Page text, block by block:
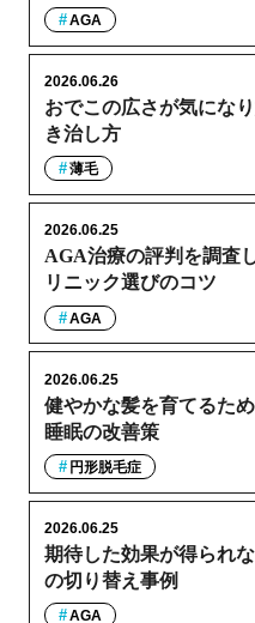
AGA
おでこの広さが気にな
き治し方
2026.06.26
薄毛
AGA治療の評判を調査
リニック選びのコツ
2026.06.25
AGA
健やかな髪を育てるた
睡眠の改善策
2026.06.25
円形脱毛症
期待した効果が得られ
の切り替え事例
2026.06.25
AGA